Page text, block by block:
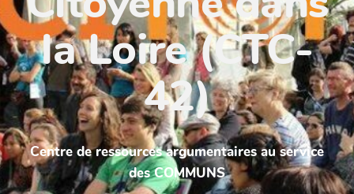
la Loire (CTC-
42)
Centre de ressources argumentaires au service
des COMMUNS